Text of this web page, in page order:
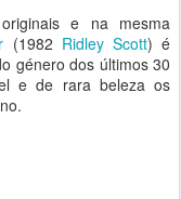
e na mesma
(1982 Ridley Scott) é
género dos últimos 30
e de rara beleza os